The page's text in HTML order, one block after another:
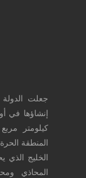
جعلت
المنطقة
الخليج الذي
المحاذي